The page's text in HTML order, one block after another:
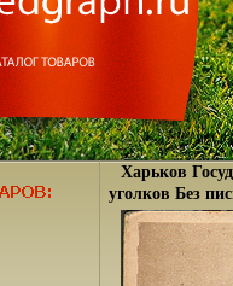
Харьков
уголков Без